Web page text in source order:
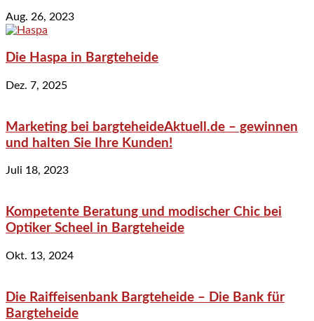
Aug. 26, 2023
Die Haspa in Bargteheide
Dez. 7, 2025
Marketing bei bargteheideAktuell.de – gewinnen
und halten Sie Ihre Kunden!
Juli 18, 2023
Kompetente Beratung und modischer Chic bei
Optiker Scheel in Bargteheide
Okt. 13, 2024
Die Raiffeisenbank Bargteheide – Die Bank für
Bargteheide